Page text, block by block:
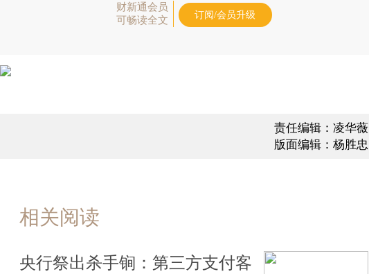
财新通会员
可畅读全文
订阅/会员升级
责任编辑：凌华薇
版面编辑：杨胜忠
相关阅读
央行祭出杀手锏：第三方支付客